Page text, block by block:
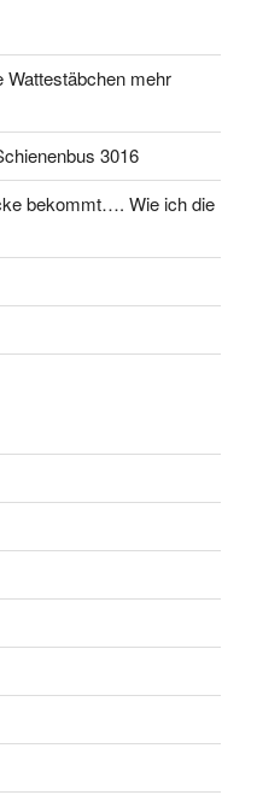
Wattestäbchen mehr
3016
bekommt…. Wie ich die